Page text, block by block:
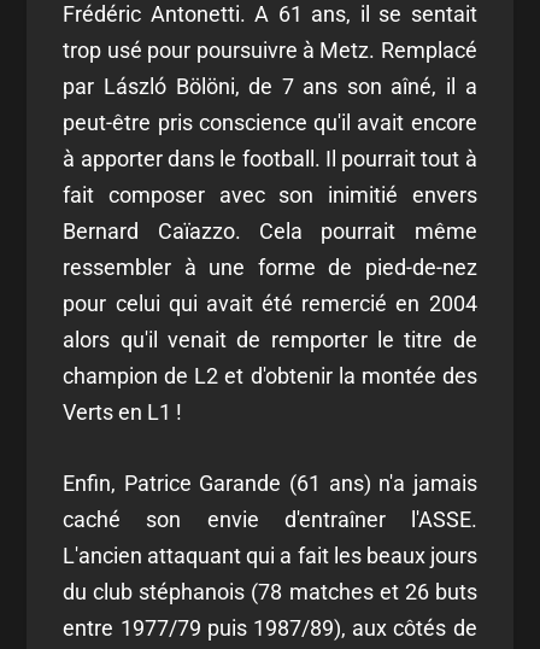
Frédéric Antonetti. A 61 ans, il se sentait
trop usé pour poursuivre à Metz. Remplacé
par László Bölöni, de 7 ans son aîné, il a
peut-être pris conscience qu'il avait encore
à apporter dans le football. Il pourrait tout à
fait composer avec son inimitié envers
Bernard Caïazzo. Cela pourrait même
ressembler à une forme de pied-de-nez
pour celui qui avait été remercié en 2004
alors qu'il venait de remporter le titre de
champion de L2 et d'obtenir la montée des
Verts en L1 !
Enfin, Patrice Garande (61 ans) n'a jamais
caché son envie d'entraîner l'ASSE.
L'ancien attaquant qui a fait les beaux jours
du club stéphanois (78 matches et 26 buts
entre 1977/79 puis 1987/89), aux côtés de